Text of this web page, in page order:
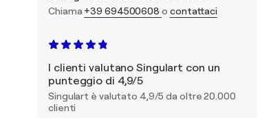
Chiama +39 694500608 o contattaci
I clienti valutano Singulart con un
punteggio di 4,9/5
Singulart è valutato 4,9/5 da oltre 20.000
clienti